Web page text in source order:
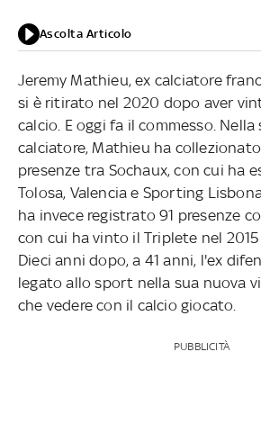
Ascolta Articolo
Jeremy Mathieu, ex calciatore
si è ritirato nel 2020 dopo aver
calcio. E oggi fa il commesso.
calciatore, Mathieu ha
presenze tra Sochaux, con cui ha
Tolosa, Valencia e Sporting
ha invece registrato 91 presenze
con cui ha vinto il Triplete nel 2015
Dieci anni dopo, a 41 anni, l'ex
legato allo sport nella sua nuova
che vedere con il calcio giocato.
PUBBLICITÀ